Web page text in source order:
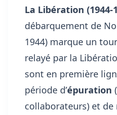
La Libération (1944-
débarquement de
1944) marque un
relayé par la
sont en première
période d’épuration
collaborateurs) et